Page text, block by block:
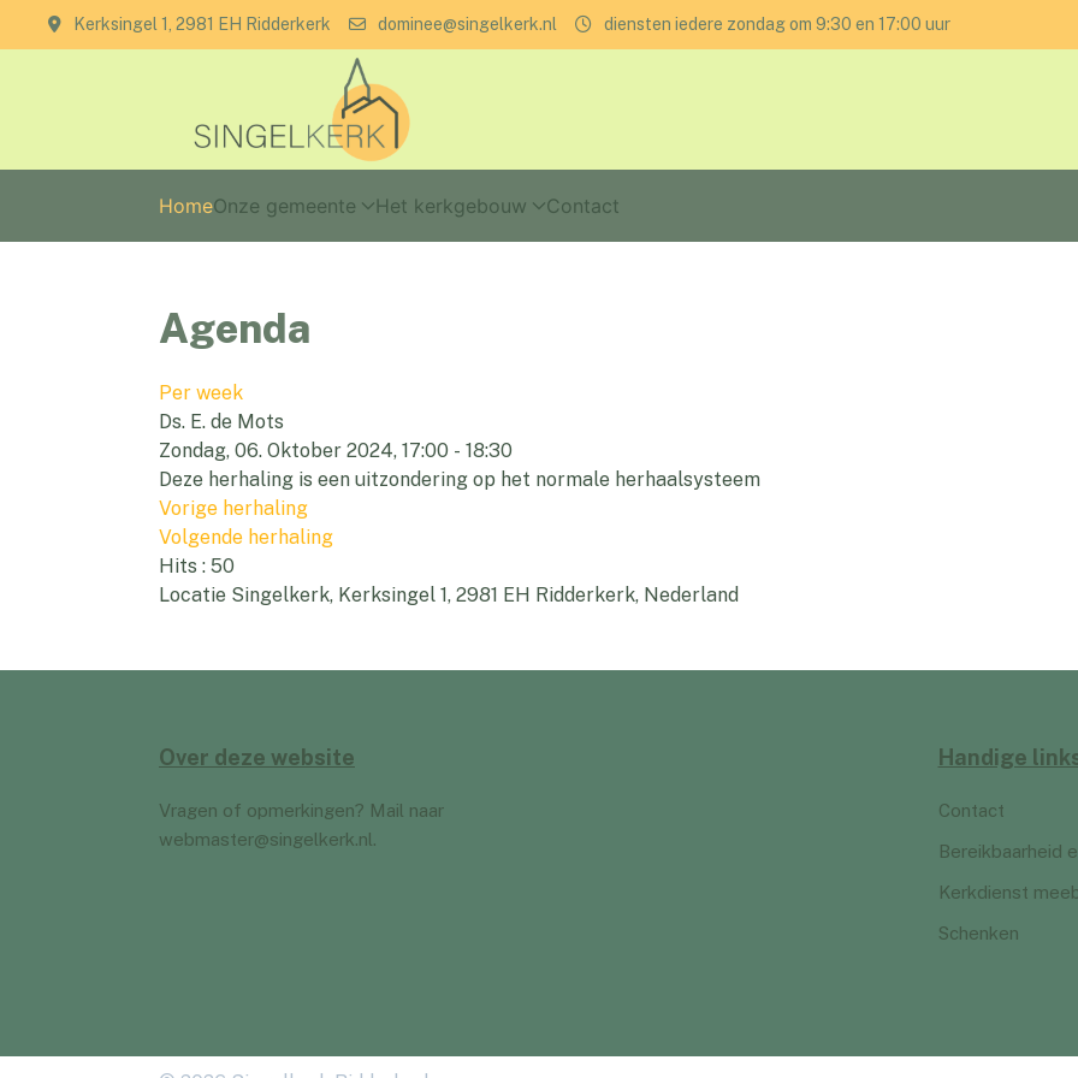
Kerksingel 1, 2981 EH Ridderkerk dominee@singelkerk.nl diensten iedere zondag om 9:30 en 17:00 uur
HomeOnze gemeente Het kerkgebouw Contact
Agenda
Per week
Ds. E. de Mots
Zondag, 06. Oktober 2024, 17:00 - 18:30
Deze herhaling is een uitzondering op het normale herhaalsysteem
Vorige herhaling
Volgende herhaling
Hits : 50
Locatie Singelkerk, Kerksingel 1, 2981 EH Ridderkerk, Nederland
Over deze website
Vragen of opmerkingen? Mail naar
webmaster@singelkerk.nl.
Handige
Contact
Bereikbaarheid
Kerkdienst
Schenken